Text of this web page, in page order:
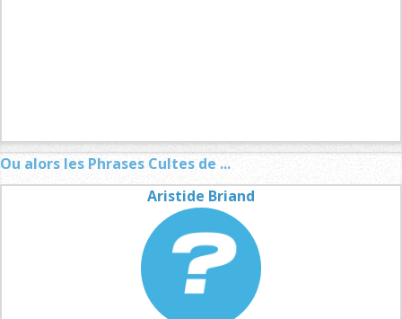
Ou alors les Phrases Cultes de ...
Aristide Briand